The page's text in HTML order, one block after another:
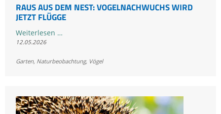
RAUS AUS DEM NEST: VOGELNACHWUCHS WIRD
JETZT FLÜGGE
Weiterlesen …Raus
jetzt
12.05.2026
Garten, Naturbeobachtung, Vögel